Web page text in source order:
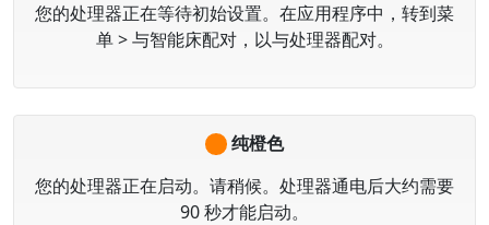
您的处理器正在等待初始设置。在应用程序中，转到菜
单 > 与智能床配对，以与处理器配对。
纯橙色
您的处理器正在启动。请稍候。处理器通电后大约需要
90 秒才能启动。